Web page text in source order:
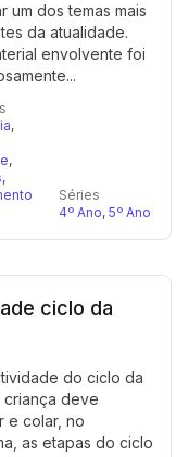
um dos temas mais
da atualidade.
envolvente foi
,
,
,
Séries
4º Ano, 5º Ano
ciclo da
do ciclo da
criança deve
e colar, no
as etapas do ciclo